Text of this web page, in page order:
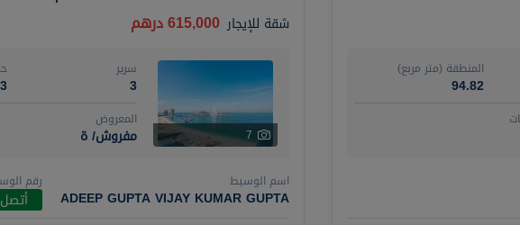
المنطقة (متر مربع)
94.82
شقة للإيجار 615,000 درهم
7
سرير
3
3
المعروض
مفروش/ ة
اسم الوسيط
ADEEP GUPTA VIJAY KUMAR GUPTA
رقم